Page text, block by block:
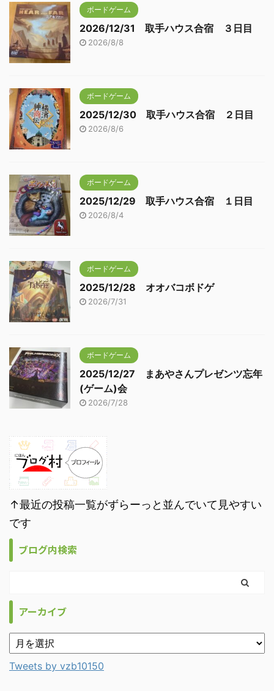
ボードゲーム
2026/12/31 取手ハウス合宿 ３日目
2026/8/8
ボードゲーム
2025/12/30 取手ハウス合宿 ２日目
2026/8/6
ボードゲーム
2025/12/29 取手ハウス合宿 １日目
2026/8/4
ボードゲーム
2025/12/28 オオバコボドゲ
2026/7/31
ボードゲーム
2025/12/27 まあやさんプレゼンツ忘年
(ゲーム)会
2026/7/28
↑最近の投稿一覧がずらーっと並んでいて見やすい
です
ブログ内検索
アーカイブ
Tweets by vzb10150